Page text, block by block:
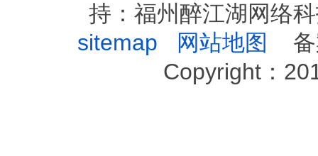
持：福州醉江湖网络
sitemap
网站地图
备
Copyright：